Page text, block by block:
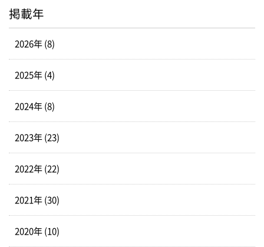
掲載年
2026年 (8)
2025年 (4)
2024年 (8)
2023年 (23)
2022年 (22)
2021年 (30)
2020年 (10)